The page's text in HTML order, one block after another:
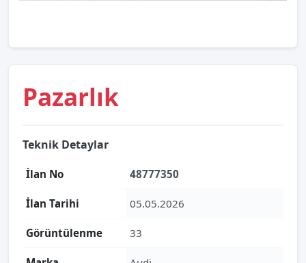
Pazarlık
Teknik Detaylar
İlan No 48777350
İlan Tarihi 05.05.2026
Görüntülenme 33